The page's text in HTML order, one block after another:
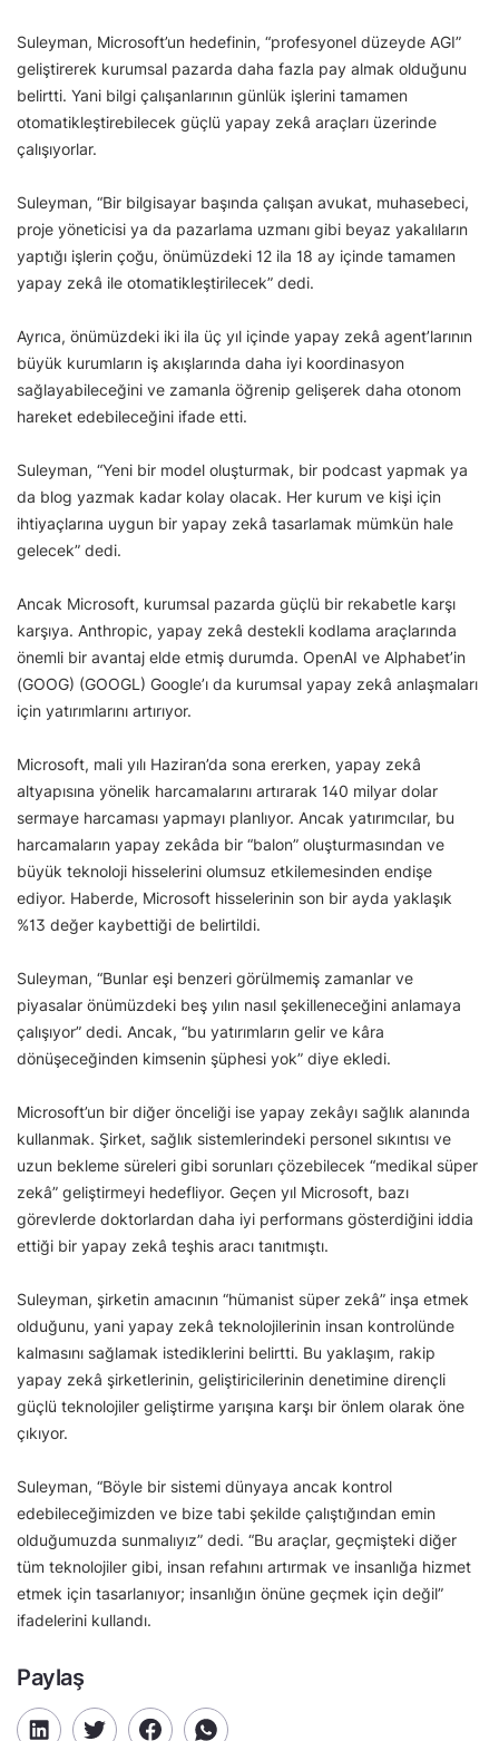
Suleyman, Microsoft’un hedefinin, “profesyonel düzeyde AGI”
geliştirerek kurumsal pazarda daha fazla pay almak olduğunu
belirtti. Yani bilgi çalışanlarının günlük işlerini tamamen
otomatikleştirebilecek güçlü yapay zekâ araçları üzerinde
çalışıyorlar.
Suleyman, “Bir bilgisayar başında çalışan avukat, muhasebeci,
proje yöneticisi ya da pazarlama uzmanı gibi beyaz yakalıların
yaptığı işlerin çoğu, önümüzdeki 12 ila 18 ay içinde tamamen
yapay zekâ ile otomatikleştirilecek” dedi.
Ayrıca, önümüzdeki iki ila üç yıl içinde yapay zekâ agent’larının
büyük kurumların iş akışlarında daha iyi koordinasyon
sağlayabileceğini ve zamanla öğrenip gelişerek daha otonom
hareket edebileceğini ifade etti.
Suleyman, “Yeni bir model oluşturmak, bir podcast yapmak ya
da blog yazmak kadar kolay olacak. Her kurum ve kişi için
ihtiyaçlarına uygun bir yapay zekâ tasarlamak mümkün hale
gelecek” dedi.
Ancak Microsoft, kurumsal pazarda güçlü bir rekabetle karşı
karşıya. Anthropic, yapay zekâ destekli kodlama araçlarında
önemli bir avantaj elde etmiş durumda. OpenAI ve Alphabet’in
(GOOG) (GOOGL) Google’ı da kurumsal yapay zekâ anlaşmaları
için yatırımlarını artırıyor.
Microsoft, mali yılı Haziran’da sona ererken, yapay zekâ
altyapısına yönelik harcamalarını artırarak 140 milyar dolar
sermaye harcaması yapmayı planlıyor. Ancak yatırımcılar, bu
harcamaların yapay zekâda bir “balon” oluşturmasından ve
büyük teknoloji hisselerini olumsuz etkilemesinden endişe
ediyor. Haberde, Microsoft hisselerinin son bir ayda yaklaşık
%13 değer kaybettiği de belirtildi.
Suleyman, “Bunlar eşi benzeri görülmemiş zamanlar ve
piyasalar önümüzdeki beş yılın nasıl şekilleneceğini anlamaya
çalışıyor” dedi. Ancak, “bu yatırımların gelir ve kâra
dönüşeceğinden kimsenin şüphesi yok” diye ekledi.
Microsoft’un bir diğer önceliği ise yapay zekâyı sağlık alanında
kullanmak. Şirket, sağlık sistemlerindeki personel sıkıntısı ve
uzun bekleme süreleri gibi sorunları çözebilecek “medikal süper
zekâ” geliştirmeyi hedefliyor. Geçen yıl Microsoft, bazı
görevlerde doktorlardan daha iyi performans gösterdiğini iddia
ettiği bir yapay zekâ teşhis aracı tanıtmıştı.
Suleyman, şirketin amacının “hümanist süper zekâ” inşa etmek
olduğunu, yani yapay zekâ teknolojilerinin insan kontrolünde
kalmasını sağlamak istediklerini belirtti. Bu yaklaşım, rakip
yapay zekâ şirketlerinin, geliştiricilerinin denetimine dirençli
güçlü teknolojiler geliştirme yarışına karşı bir önlem olarak öne
çıkıyor.
Suleyman, “Böyle bir sistemi dünyaya ancak kontrol
edebileceğimizden ve bize tabi şekilde çalıştığından emin
olduğumuzda sunmalıyız” dedi. “Bu araçlar, geçmişteki diğer
tüm teknolojiler gibi, insan refahını artırmak ve insanlığa hizmet
etmek için tasarlanıyor; insanlığın önüne geçmek için değil”
ifadelerini kullandı.
Paylaş